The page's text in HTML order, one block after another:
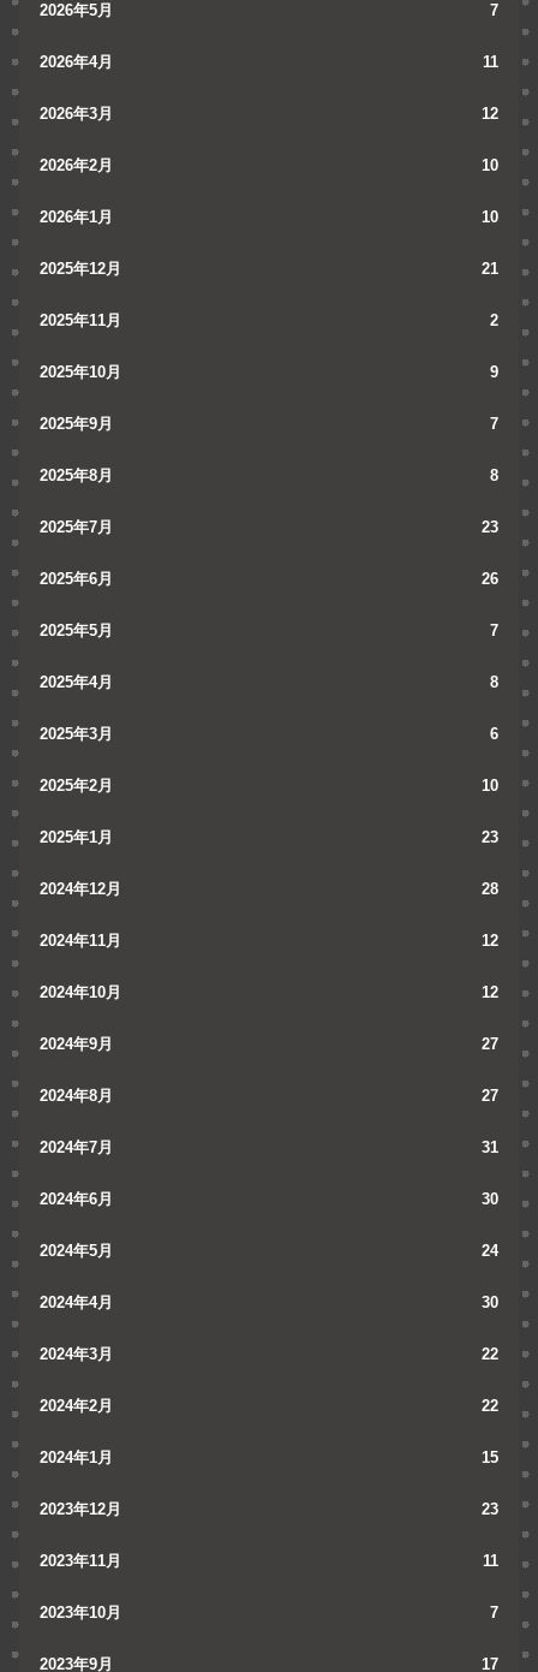
2026年5月 7
2026年4月 11
2026年3月 12
2026年2月 10
2026年1月 10
2025年12月 21
2025年11月 2
2025年10月 9
2025年9月 7
2025年8月 8
2025年7月 23
2025年6月 26
2025年5月 7
2025年4月 8
2025年3月 6
2025年2月 10
2025年1月 23
2024年12月 28
2024年11月 12
2024年10月 12
2024年9月 27
2024年8月 27
2024年7月 31
2024年6月 30
2024年5月 24
2024年4月 30
2024年3月 22
2024年2月 22
2024年1月 15
2023年12月 23
2023年11月 11
2023年10月 7
2023年9月 17